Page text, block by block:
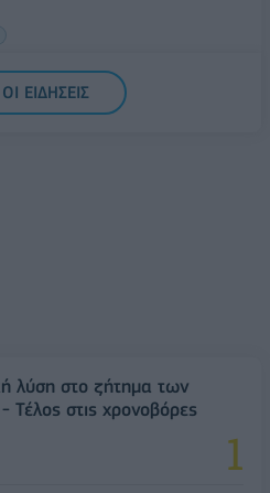
ΕΙΔΗΣΕΙΣ
λύση στο ζήτημα των
Τέλος στις χρονοβόρες